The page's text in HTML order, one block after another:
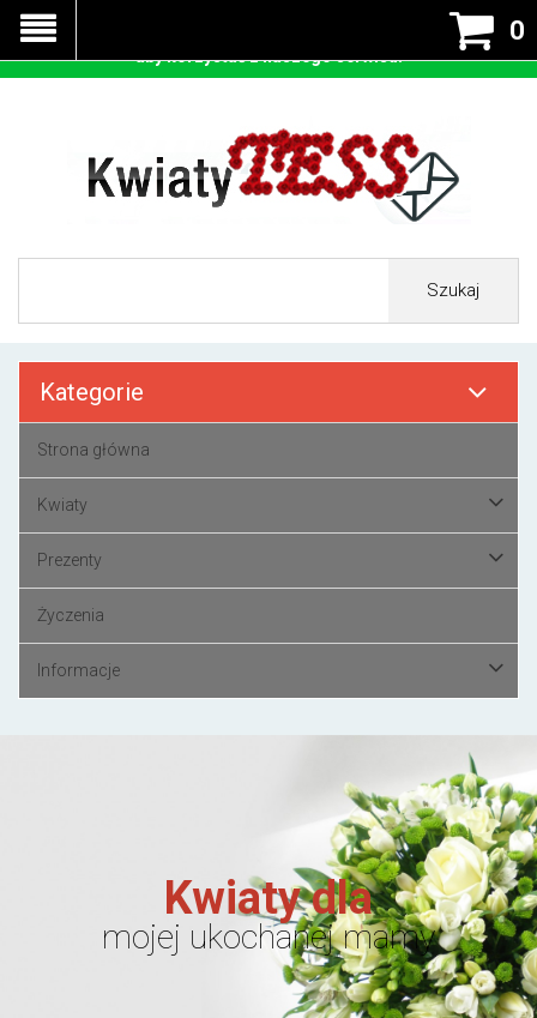
0
Szukaj
Kategorie
Strona główna
Kwiaty
Prezenty
Życzenia
Informacje
Kwiaty dla
mojej ukochanej mamy
Nasza strona korzysta z cookies - czyli tzw ciastek w celu
prawidłowego działania. Zaakceptuj przyjmowanie cookies
aby korzystać z naszego serwisu.